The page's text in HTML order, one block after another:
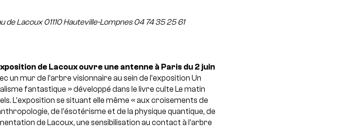
de Lacoux 01110 Hauteville-Lompnes 04 74 35 25 61
de Lacoux ouvre une antenne à Paris du 2 juin
un mur de l’arbre visionnaire au sein de l’exposition Un
fantastique » développé dans le livre culte Le matin
L’exposition se situant elle même « aux croisements de
de l’ésotérisme et de la physique quantique, de
de Lacoux, une sensibilisation au contact à l’arbre